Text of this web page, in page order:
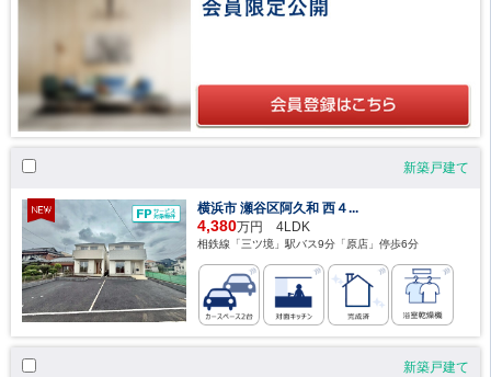
新築戸建て
横浜市 瀬谷区阿久和 西４...
4,380万円 4LDK
相鉄線「三ツ境」駅バス9分「原店」停歩6分
新築戸建て